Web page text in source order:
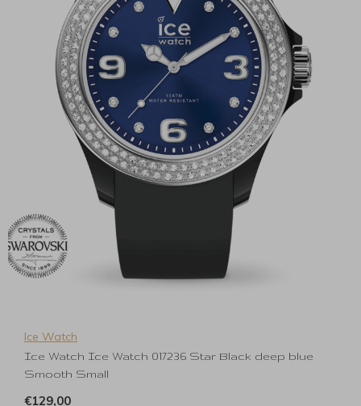
Ice Watch
Ice Watch Ice Watch 017236 Star Black deep blue
Smooth Small
€129,00